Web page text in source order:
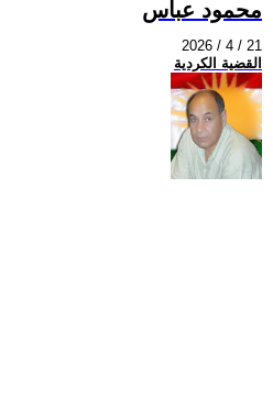
محمود عباس
2026 / 4 / 21
القضية الكردية